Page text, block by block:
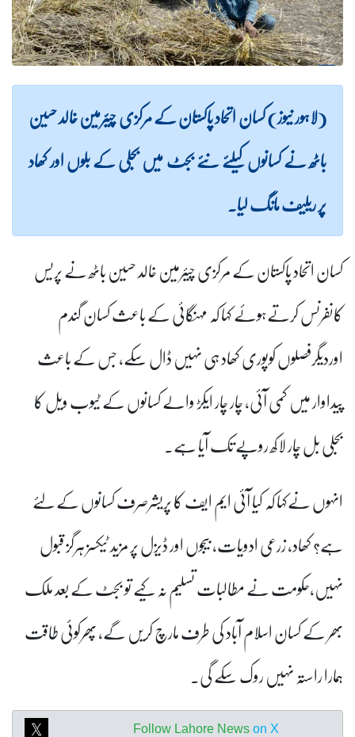
(لاہور نیوز) کسان اتحاد پاکستان کے مرکزی چیئرمین خالد حسین
باٹھ نے کسانوں کیلئے نئے بجٹ میں بجلی کے بلوں اور کھاد
پر ریلیف مانگ لیا۔
کسان اتحاد پاکستان کے مرکزی چیئرمین خالد حسین باٹھ نے پریس
کانفرنس کرتےہوئے کہا کہ مہنگائی کے باعث کسان گندم
اوردیگرفصلوں کوپوری کھاد ہی نہیں ڈال سکے، جس کے باعث
پیداوار میں کمی آئی، چار چار ایکڑ والے کسانوں کے ٹیوب ویل کا
بجلی بل چار لاکھ روپے تک آیا ہے۔
انہوں نےکہا کہ کیا آئی ایم ایف کا پریشرصرف کسانوں کے لئے
ہے؟ کھاد، زرعی ادویات، بیجوں اور ڈیزل پر مزید ٹیکسز ہرگز قبول
نہیں،حکومت نے مطالبات تسلیم نہ کیے تو بجٹ کے بعد ملک
بھر کے کسان اسلام آباد کی طرف مارچ کریں گے، پھرکوئی طاقت
ہمارا راستہ نہیں روک سکے گی۔
Follow Lahore News on X